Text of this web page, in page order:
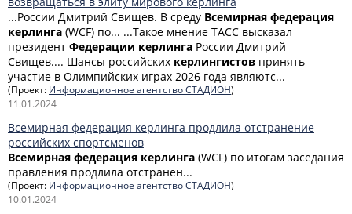
...России Дмитрий Свищев. В среду Всемирная федерация
керлинга (WCF) по... ...Такое мнение ТАСС высказал
президент Федерации керлинга России Дмитрий
Свищев.... Шансы российских керлингистов принять
участие в Олимпийских играх 2026 года являютс...
(Проект: Информационное агентство СТАДИОН)
11.01.2024
Всемирная федерация керлинга продлила отстранение
российских спортсменов
Всемирная федерация керлинга (WCF) по итогам заседания
правления продлила отстранен...
(Проект: Информационное агентство СТАДИОН)
10.01.2024